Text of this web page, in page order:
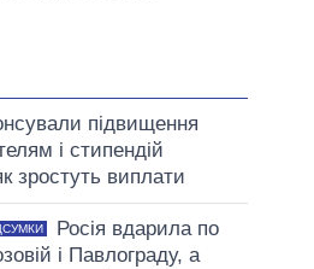
підвищення
і стипендій
зростуть виплати
Росія вдарила по
і Павлограду, а